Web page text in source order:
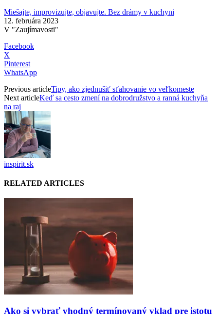
Miešajte, improvizujte, objavujte. Bez drámy v kuchyni
12. februára 2023
V "Zaujímavosti"
Facebook
X
Pinterest
WhatsApp
Previous articleTipy, ako zjednušiť sťahovanie vo veľkomeste
Next articleKeď sa cesto zmení na dobrodružstvo a ranná kuchyňa
na raj
inspirit.sk
RELATED ARTICLES
Ako si vybrať vhodný termínovaný vklad pre istotu